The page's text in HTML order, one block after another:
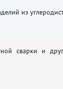
из
сварки и